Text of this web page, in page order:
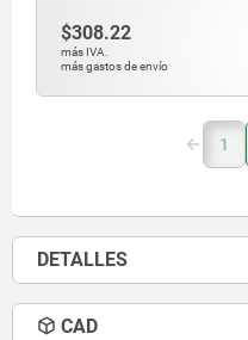
$308.22
más IVA.
más gastos de envío
1
DETALLES
CAD